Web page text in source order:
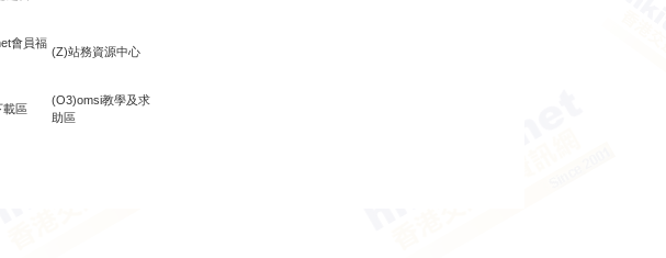
會員福
(Z)站務資源中心
載區
(O3)omsi教學及求
助區